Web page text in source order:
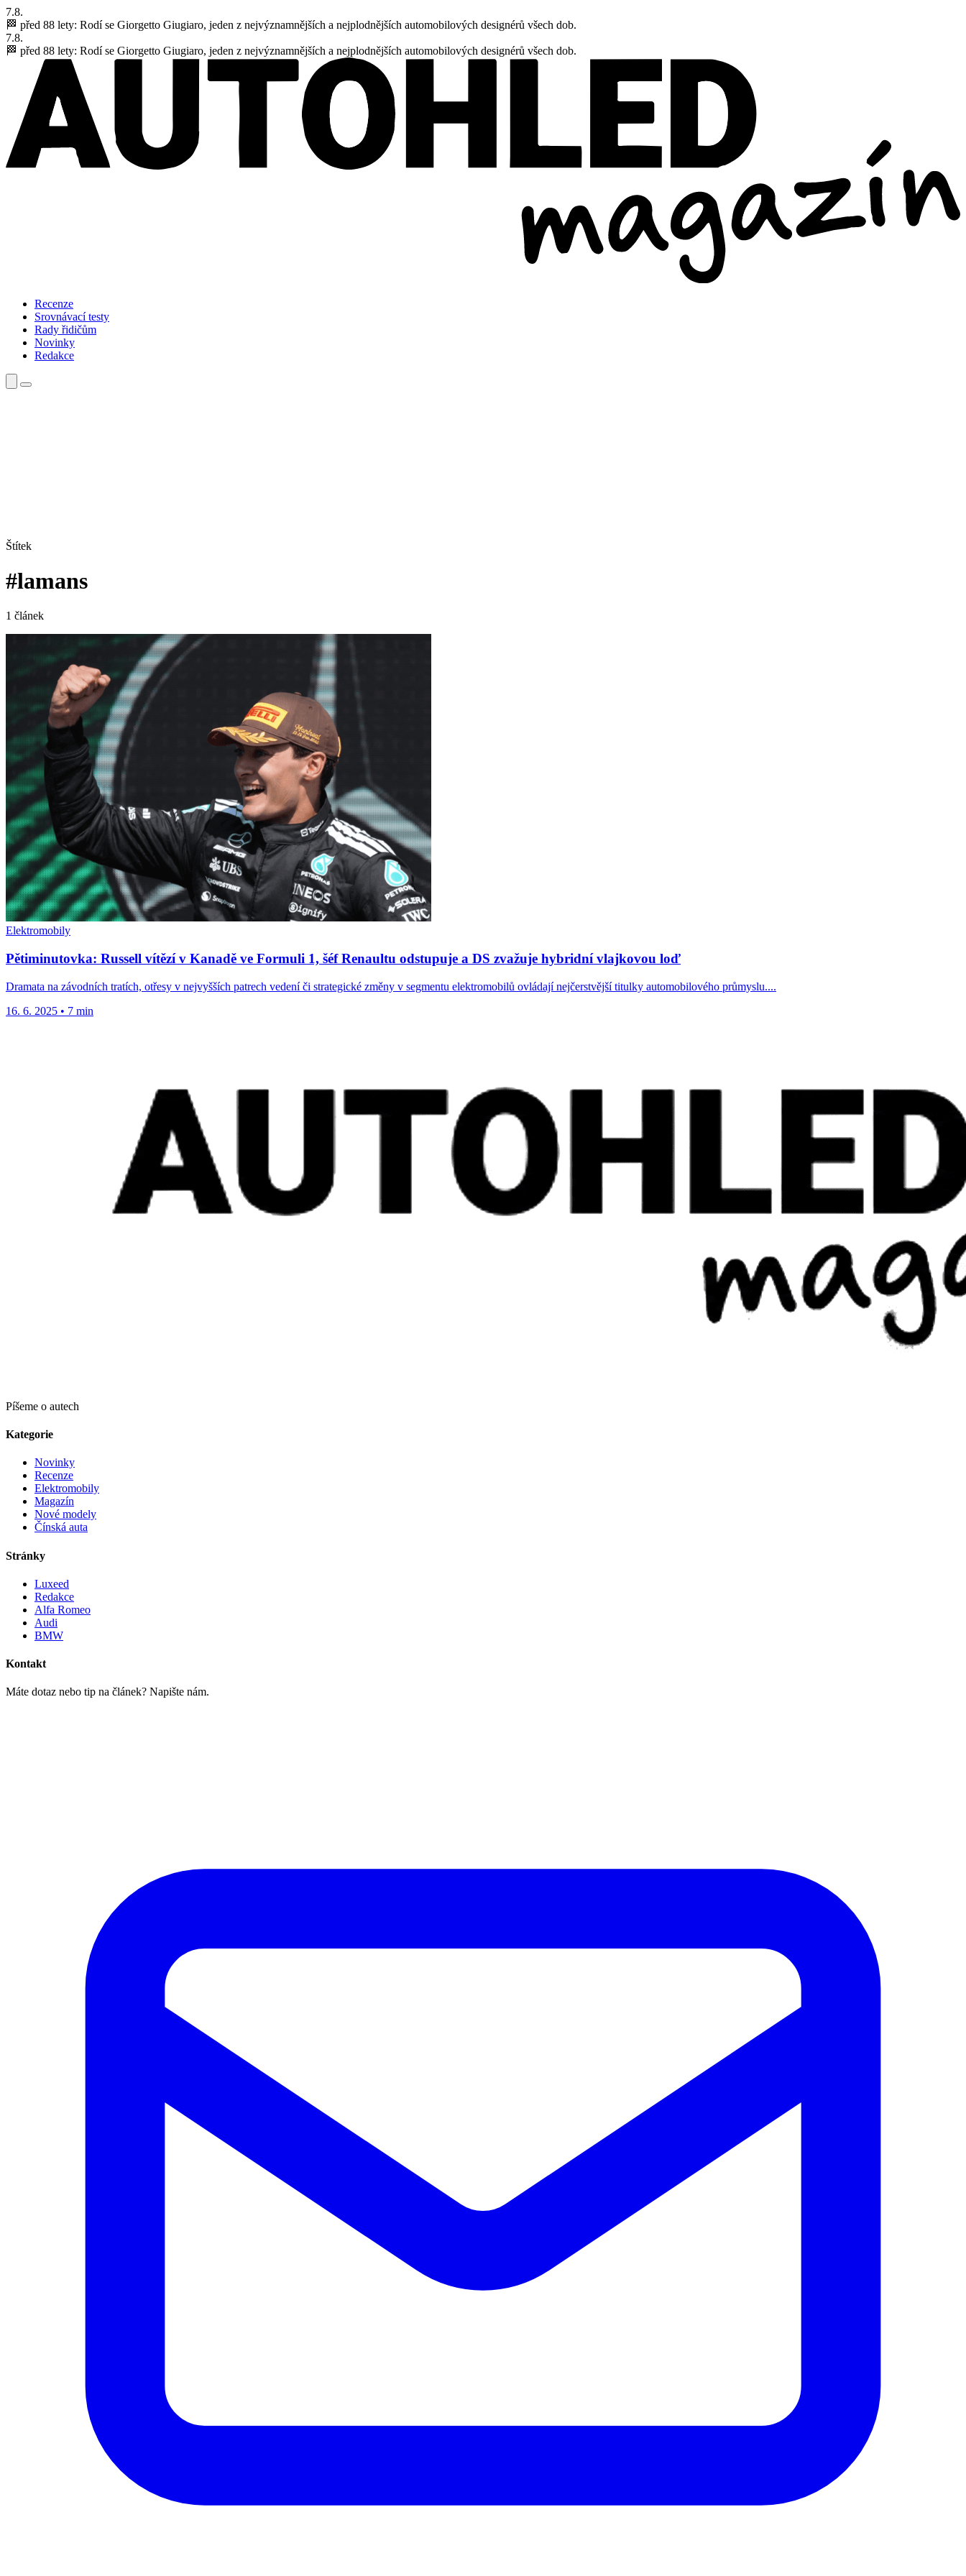
7.8.
🏁 před 88 lety: Rodí se Giorgetto Giugiaro, jeden z nejvýznamnějších a nejplodnějších automobilových designérů všech dob.
7.8.
🏁 před 88 lety: Rodí se Giorgetto Giugiaro, jeden z nejvýznamnějších a nejplodnějších automobilových designérů všech dob.
Recenze
Srovnávací testy
Rady řidičům
Novinky
Redakce
Štítek
#lamans
1 článek
Elektromobily
Pětiminutovka: Russell vítězí v Kanadě ve Formuli 1, šéf Renaultu odstupuje a DS zvažuje hybridní vlajkovou loď
Dramata na závodních tratích, otřesy v nejvyšších patrech vedení či strategické změny v segmentu elektromobilů ovládají nejčerstvější titulky automobilového průmyslu....
16. 6. 2025 • 7 min
Píšeme o autech
Kategorie
Novinky
Recenze
Elektromobily
Magazín
Nové modely
Čínská auta
Stránky
Luxeed
Redakce
Alfa Romeo
Audi
BMW
Kontakt
Máte dotaz nebo tip na článek? Napište nám.